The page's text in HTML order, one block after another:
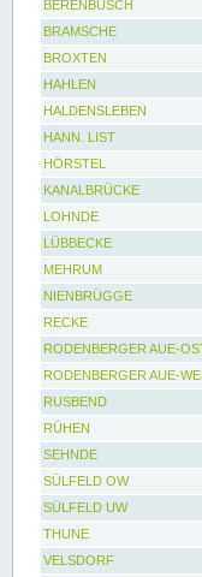
BERENBUSCH
BRAMSCHE
BROXTEN
HAHLEN
HALDENSLEBEN
HANN. LIST
HÖRSTEL
KANALBRÜCKE
LOHNDE
LÜBBECKE
MEHRUM
NIENBRÜGGE
RECKE
RODENBERGER AUE-
RODENBERGER AUE-
RUSBEND
RÜHEN
SEHNDE
SÜLFELD OW
SÜLFELD UW
THUNE
VELSDORF